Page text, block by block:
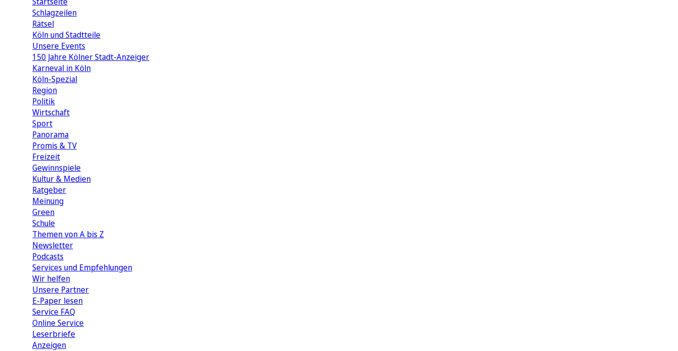
Schlagzeilen
Rätsel
Köln und Stadtteile
Unsere Events
150 Jahre Kölner Stadt-Anzeiger
Karneval in Köln
Köln-Spezial
Region
Politik
Wirtschaft
Sport
Panorama
Promis & TV
Freizeit
Gewinnspiele
Kultur & Medien
Ratgeber
Meinung
Green
Schule
Themen von A bis Z
Newsletter
Podcasts
Services und Empfehlungen
Wir helfen
Unsere Partner
E-Paper lesen
Service FAQ
Online Service
Leserbriefe
Anzeigen